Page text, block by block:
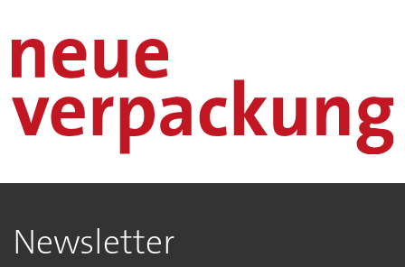
Newsletter